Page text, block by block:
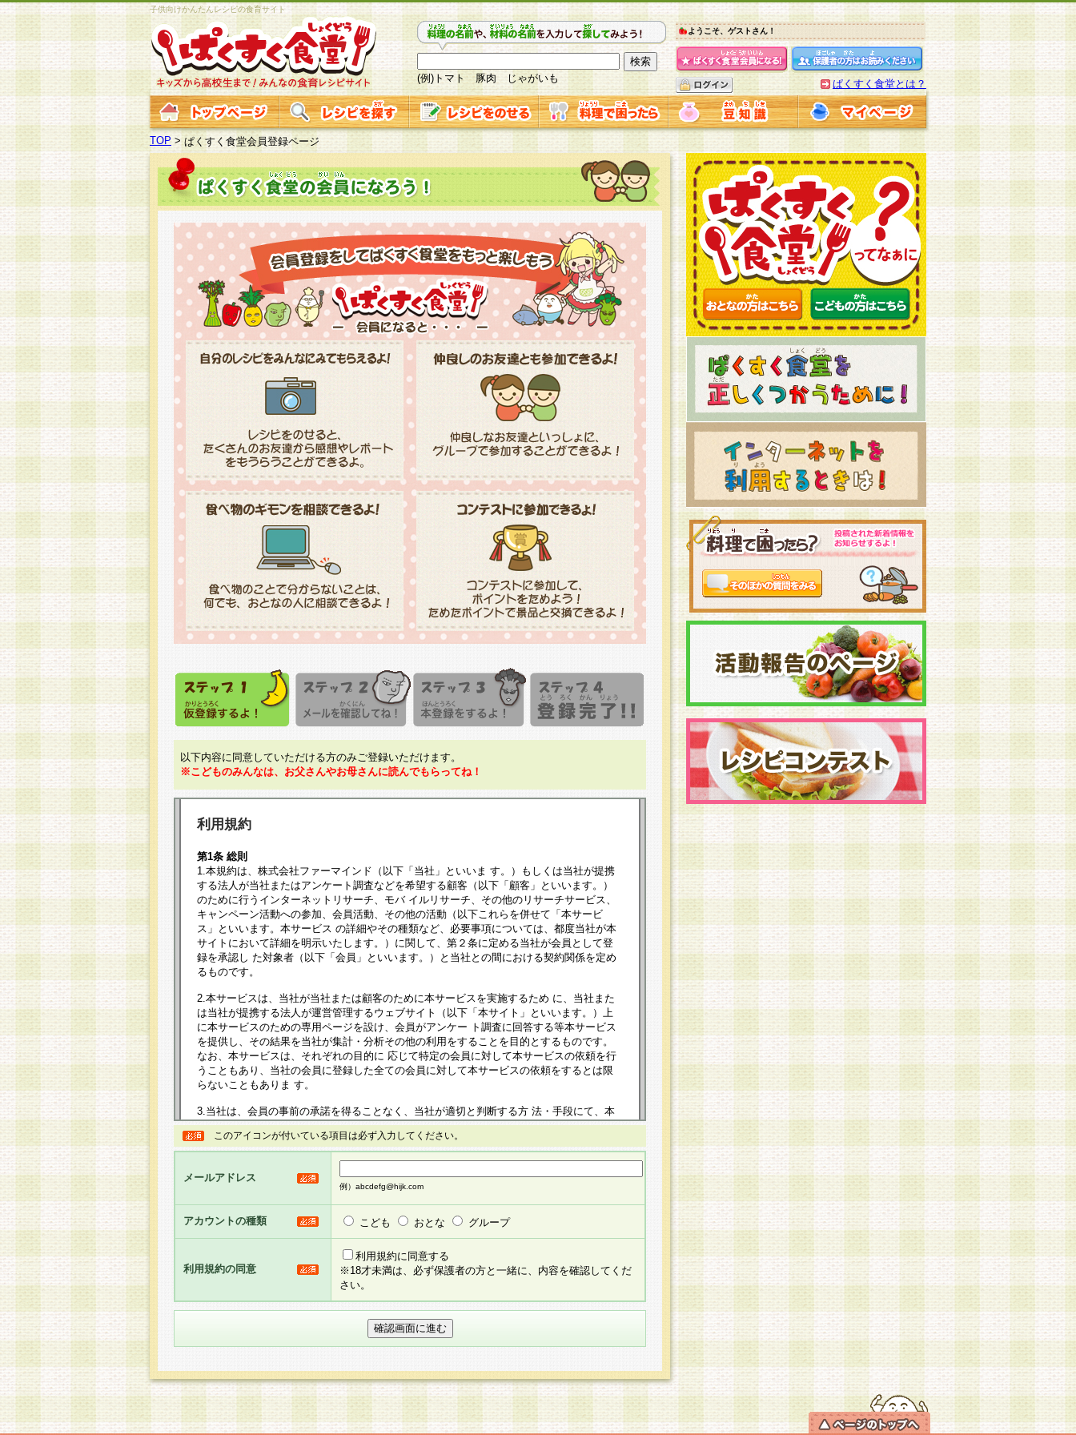
子供向けかんたんレシピの食育サイト
(例)トマト 豚肉 じゃがいも
ようこそ、ゲストさん！
ぱくすく食堂とは？
TOP >ぱくすく食堂会員登録ページ
以下内容に同意していただける方のみご登録いただけます。
※こどものみんなは、お父さんやお母さんに読んでもらってね！
利用規約
第1条 総則
1.本規約は、株式会社ファーマインド（以下「当社」といいま す。）もしくは当社が提携
する法人が当社またはアンケート調査などを希望する顧客（以下「顧客」といいます。）
のために行うインターネットリサーチ、モバ イルリサーチ、その他のリサーチサービス、
キャンペーン活動への参加、会員活動、その他の活動（以下これらを併せて「本サービ
ス」といいます。本サービス の詳細やその種類など、必要事項については、都度当社が本
サイトにおいて詳細を明示いたします。）に関して、第２条に定める当社が会員として登
録を承認し た対象者（以下「会員」といいます。）と当社との間における契約関係を定め
るものです。
2.本サービスは、当社が当社または顧客のために本サービスを実施するため に、当社また
は当社が提携する法人が運営管理するウェブサイト（以下「本サイト」といいます。）上
に本サービスのための専用ページを設け、会員がアンケー ト調査に回答する等本サービス
を提供し、その結果を当社が集計・分析その他の利用をすることを目的とするものです。
なお、本サービスは、それぞれの目的に 応じて特定の会員に対して本サービスの依頼を行
うこともあり、当社の会員に登録した全ての会員に対して本サービスの依頼をするとは限
らないこともありま す。
3.当社は、会員の事前の承諾を得ることなく、当社が適切と判断する方 法・手段にて、本
規約を任意に制定、変更または修正することができるものとします。改定後の本規約等
は、本規約においては本サイトに掲示したときに、その 他の諸規定については、会員に対
して告知の案内を配信または本サイトに掲示したときのいずれか早い時期をもってその効
るものとします。
5.当社がお聞きする個人情報は、すべて会員登録希望者の自由な意思で提 供いただいたも
のと考えております。従って、会員登録希望者が自らの個人情報の提供を希望されない場
合には、当社はその個人情報をお預かりいたしません が、提供されないことによって、当
社の取扱商品やサービス等をご利用いただけない場合がありますことを予めご了承くださ
い。
6.当社は、お客様から当社が保有している個人情報の開示・訂正・追加・ 利用停止等を求
められた場合には、ご本人様であることが当社にて確認できた場合に限り、法令に準拠し
せ先となります。
第2条 会員の資格
1.会員とは、本規約等を承諾のうえ、当社所定の登録手続きを全て完了し、当社が承認した
このアイコンが付いている項目は必ず入力してください。
メールアドレス
例）abcdefg@hijk.com
アカウントの種類 こども おとな グループ
利用規約の同意
利用規約に同意する
※18才未満は、必ず保護者の方と一緒に、内容を確認してくだ
さい。